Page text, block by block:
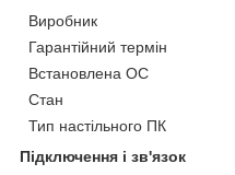
Виробник
Гарантійний термін
Встановлена ОС
Стан
Тип настільного ПК
Підключення і зв'язок